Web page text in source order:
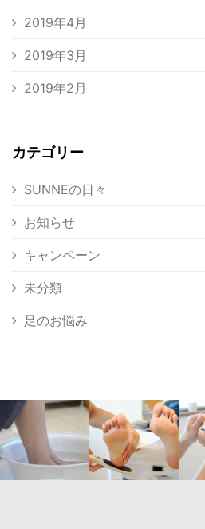
2019年4月
2019年3月
2019年2月
カテゴリー
SUNNEの日々
お知らせ
キャンペーン
未分類
足のお悩み